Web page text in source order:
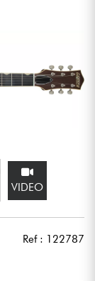
VIDEO
Ref : 122787